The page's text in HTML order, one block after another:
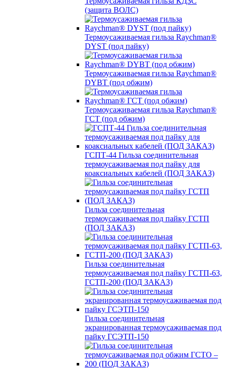
(защита ВОЛС)
Термоусаживаемая гильза Raychman®
DYST (под пайку)
Термоусаживаемая гильза Raychman®
DYBT (под обжим)
Термоусаживаемая гильза Raychman®
ГСТ (под обжим)
ГСПТ-44 Гильза соединительная
термоусаживаемая под пайку для
коаксиальных кабелей (ПОД ЗАКАЗ)
Гильза соединительная
термоусаживаемая под пайку ГСТП
(ПОД ЗАКАЗ)
Гильза соединительная
термоусаживаемая под пайку ГСТП-63,
ГСТП-200 (ПОД ЗАКАЗ)
Гильза соединительная
экранированная термоусаживаемая под
пайку ГСЭТП-150